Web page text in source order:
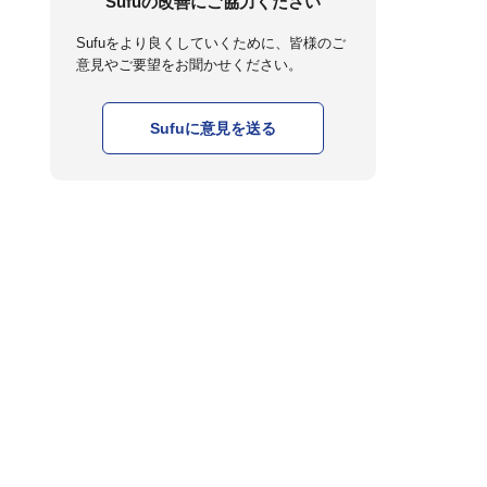
Sufuをより良くしていくために、皆様のご
意見やご要望をお聞かせください。
Sufuに意見を送る